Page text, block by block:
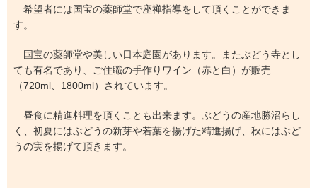
希望者には国宝の薬師堂で座禅指導をして頂くことができま
す。
国宝の薬師堂や美しい日本庭園があります。またぶどう寺とし
ても有名であり、ご住職の手作りワイン（赤と白）が販売
（720ml、1800ml）されています。
昼食に精進料理を頂くことも出来ます。ぶどうの産地勝沼らし
く、初夏にはぶどうの新芽や若葉を揚げた精進揚げ、秋にはぶど
うの実を揚げて頂きます。